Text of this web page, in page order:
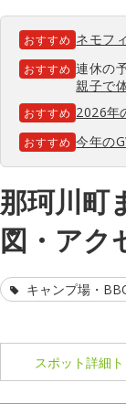
おすすめ ネモフ
おすすめ 連休の
親子で
おすすめ 2026年
おすすめ 今年の
那珂川町
図・アク
キャンプ場・
スポット詳細